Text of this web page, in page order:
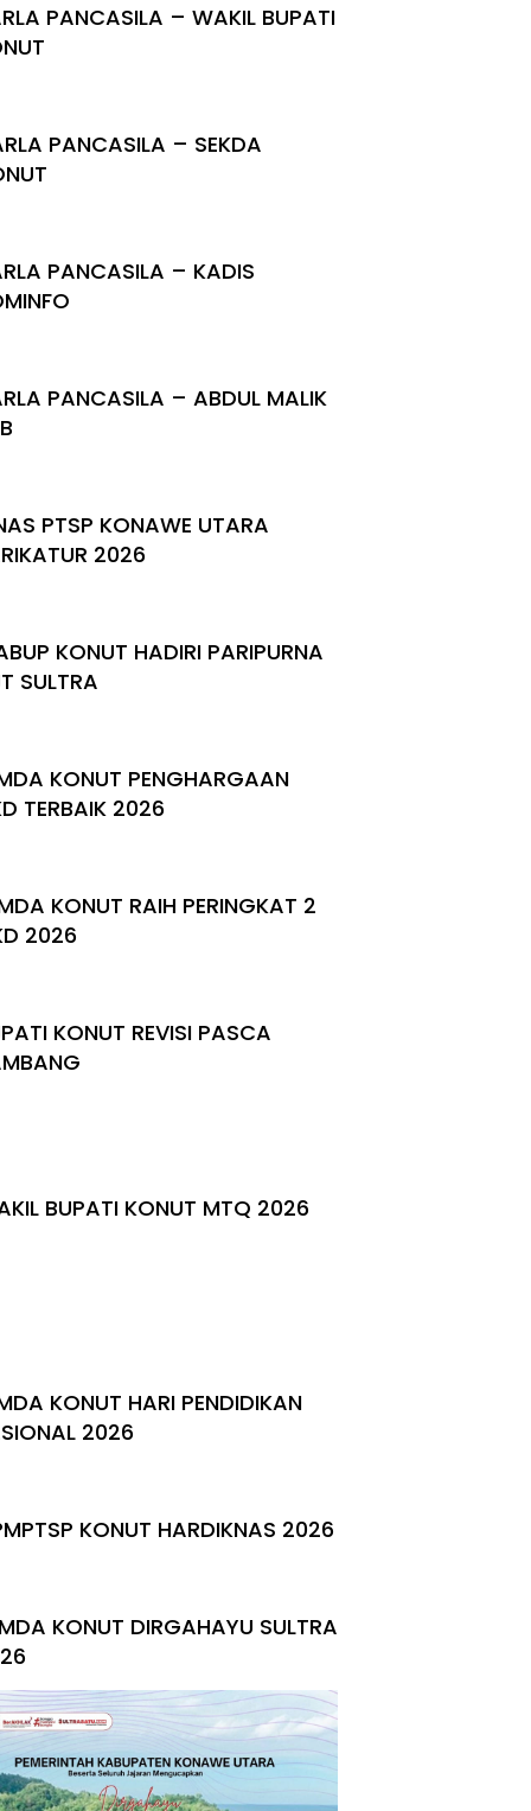
PANCASILA – WAKIL BUPATI
PANCASILA – SEKDA
PANCASILA – KADIS
PANCASILA – ABDUL MALIK
PTSP KONAWE UTARA
2026
KONUT HADIRI PARIPURNA
SULTRA
KONUT PENGHARGAAN
TERBAIK 2026
KONUT RAIH PERINGKAT 2
2026
KONUT REVISI PASCA
BUPATI KONUT MTQ 2026
KONUT HARI PENDIDIKAN
2026
KONUT HARDIKNAS 2026
KONUT DIRGAHAYU SULTRA